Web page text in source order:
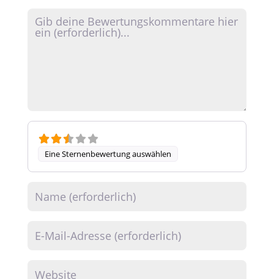
Rezensionstext
Eine Sternenbewertung auswählen